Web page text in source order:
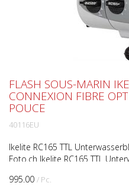
995.00 / Pc.
FLASH SOUS-MARIN
CONNEXION FIBRE
POUCE
40116EU
Ikelite RC165 TTL
Foto.ch Ikelite RC165 TTL
Lichtleiteranschluss